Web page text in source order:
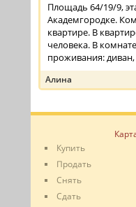
Площадь 64/19/9,
Академгородке.
квартире. В
человека. В
проживания:
Алина
Купить
Продать
Снять
Сдать